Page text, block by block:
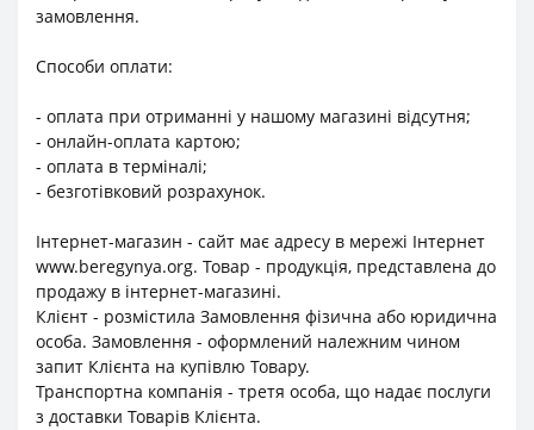
замовлення.
Способи оплати:
- оплата при отриманні у нашому магазині відсутня;
- онлайн-оплата картою;
- оплата в терміналі;
- безготівковий розрахунок.
Інтернет-магазин - сайт має адресу в мережі Інтернет
www.beregynya.org. Товар - продукція, представлена до
продажу в інтернет-магазині.
Клієнт - розмістила Замовлення фізична або юридична
особа. Замовлення - оформлений належним чином
запит Клієнта на купівлю Товару.
Транспортна компанія - третя особа, що надає послуги
з доставки Товарів Клієнта.